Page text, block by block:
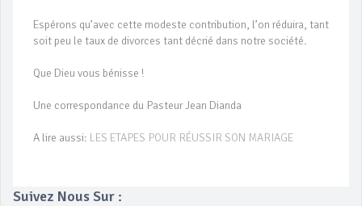
Espérons qu’avec cette modeste contribution, l’on réduira, tant
soit peu le taux de divorces tant décrié dans notre société.
Que Dieu vous bénisse !
Une correspondance du Pasteur Jean Dianda
A lire aussi: LES ETAPES POUR RÉUSSIR SON MARIAGE
Suivez Nous Sur :